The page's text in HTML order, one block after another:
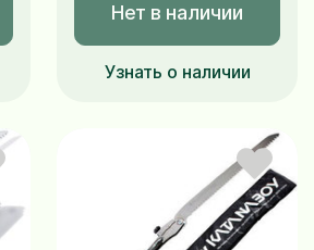
Нет в наличии
Узнать о наличии